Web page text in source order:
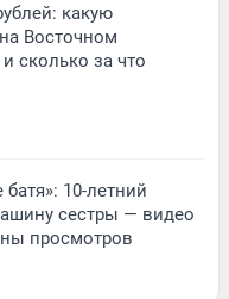
какую
Восточном
сколько за что
10-летний
сестры — видео
просмотров